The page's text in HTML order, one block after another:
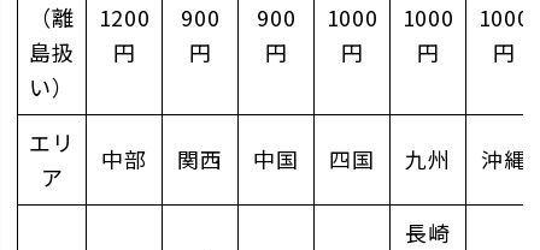
（離
島扱
い）
1200
円
900
円
900
円
1000
円
1000
円
1000
円
エリ
ア
中部 関西 中国 四国 九州 沖縄
長崎